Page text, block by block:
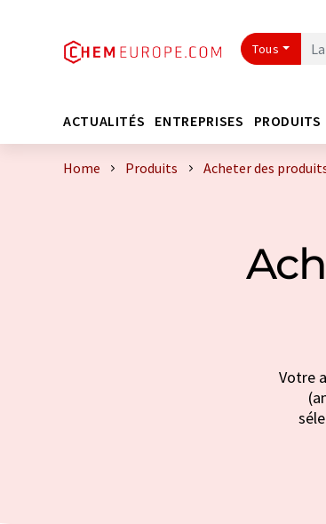
Tous
ACTUALITÉS ENTREPRISES PRODUITS
Home Produits Acheter des
Votre